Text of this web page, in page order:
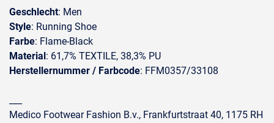
Geschlecht: Men
Style: Running Shoe
Farbe: Flame-Black
Material: 61,7% TEXTILE, 38,3% PU
Herstellernummer / Farbcode: FFM0357/33108
Medico Footwear Fashion B.v., Frankfurtstraat 40, 1175 RH